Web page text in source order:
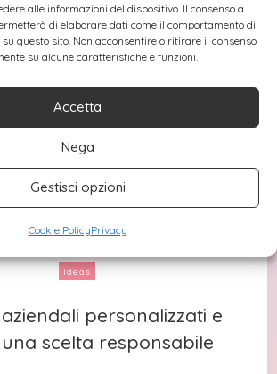
alle informazioni del dispositivo. Il consenso a
di elaborare dati come il comportamento di
questo sito. Non acconsentire o ritirare il consenso
su alcune caratteristiche e funzioni.
Accetta
Nega
Gestisci opzioni
Cookie PolicyPrivacy
Ideas
personalizzati e
scelta responsabile
personalizzati e
scelta responsabile